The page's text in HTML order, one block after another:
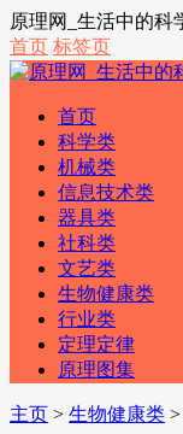
原理网_生活中的科
首页 标签页
首页
科学类
机械类
信息技术类
器具类
社科类
文艺类
生物健康类
行业类
定理定律
原理图集
主页 > 生物健康类 >